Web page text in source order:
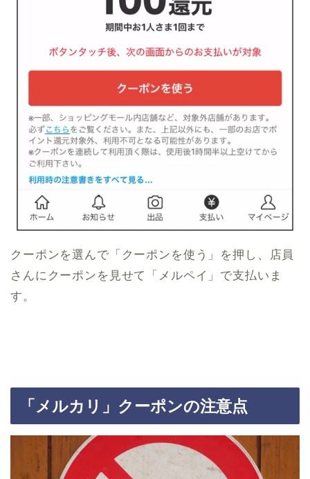
クーポンを選んで「クーポンを使う」を押し、店員
さんにクーポンを見せて「メルペイ」で支払いま
す。
「メルカリ」クーポンの注意点